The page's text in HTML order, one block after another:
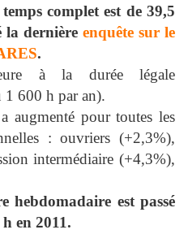
complet est de 39,5
la dernière enquête sur le
.
à la durée légale
1 600 h par an).
augmenté pour toutes les
: ouvriers (+2,3%),
intermédiaire (+4,3%),
hebdomadaire est passé
en 2011.